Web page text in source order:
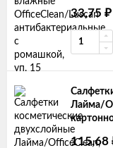
33,75 ₽
Лайма/
115,68